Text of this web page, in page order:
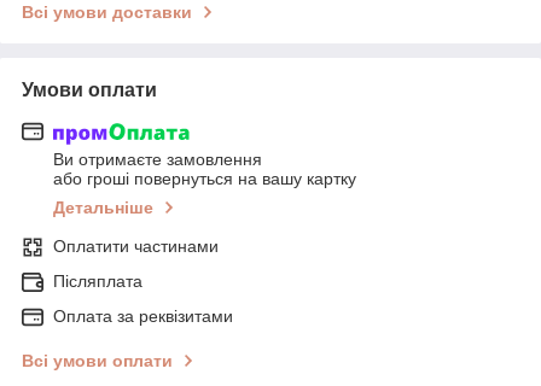
Всі умови доставки
Умови оплати
Ви отримаєте замовлення
або гроші повернуться на вашу картку
Детальніше
Оплатити частинами
Післяплата
Оплата за реквізитами
Всі умови оплати